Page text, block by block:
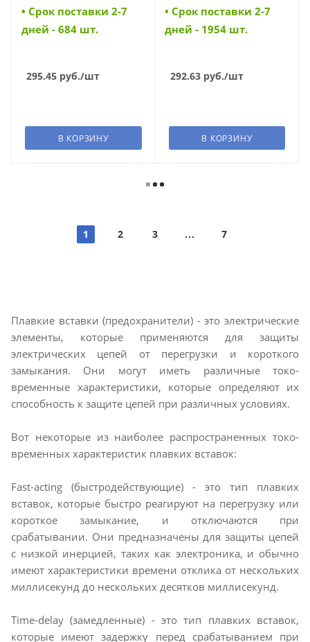
• Cрок поставки 2-7
дней - 684 шт.
295.45 руб./шт
В КОРЗИНУ
• Cрок поставки 2-7
дней - 1954 шт.
292.63руб./шт
В КОРЗИНУ
1 2 3 7
Плавкие вставки (предохранители) - это электрические
элементы, которые применяются для защиты
электрических цепей от перегрузки и короткого
замыкания. Они могут иметь различные токо-
временные характеристики, которые определяют их
способность к защите цепей при различных условиях.
Вот некоторые из наиболее распространенных токо-
временных характеристик плавких вставок:
Fast-acting (быстродействующие) - это тип плавких
вставок, которые быстро реагируют на перегрузку или
короткое замыкание, и отключаются при
срабатывании. Они предназначены для защиты цепей
с низкой инерцией, таких как электроника, и обычно
имеют характеристики времени отклика от нескольких
миллисекунд до нескольких десятков миллисекунд.
Time-delay (замедленные) - это тип плавких вставок,
которые имеют задержку перед срабатыванием при